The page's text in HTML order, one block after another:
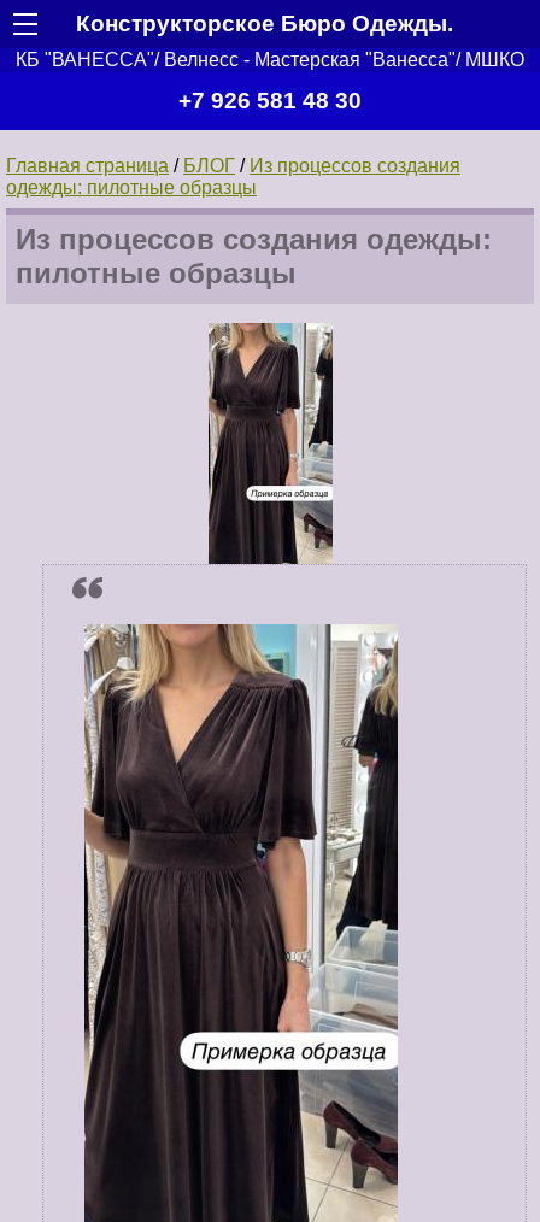
Конструкторское Бюро Одежды.
КБ "ВАНЕССА"/ Велнесс - Мастерская "Ванесса"/ МШКО
+7 926 581 48 30
Главная страница / БЛОГ / Из процессов создания
одежды: пилотные образцы
Из процессов создания одежды:
пилотные образцы